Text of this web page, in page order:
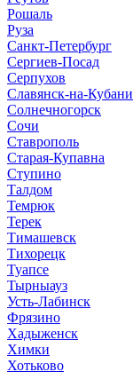
Рошаль
Руза
Санкт-Петербург
Сергиев-Посад
Серпухов
Славянск-на-Кубани
Солнечногорск
Сочи
Ставрополь
Старая-Купавна
Ступино
Талдом
Темрюк
Терек
Тимашевск
Тихорецк
Туапсе
Тырныауз
Усть-Лабинск
Фрязино
Хадыженск
Химки
Хотьково